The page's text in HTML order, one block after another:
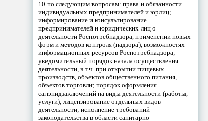
10 по следующим вопросам: права и обязанности
индивидуальных предпринимателей и юрлиц;
информирование и консультирование
предпринимателей и юридических лиц о
деятельности Роспотребнадзора, применении новых
форм и методов контроля (надзора), возможностях
информационных ресурсов Роспотребнадзора;
уведомительный порядок начала осуществления
деятельности, в т.ч. при открытии пищевых
производств, объектов общественного питания,
объектов торговли; порядок оформления
санэпидзаключений на виды деятельности (работы,
услуги); лицензирование отдельных видов
деятельности; исполнение требований
законодательства в области санитарно-